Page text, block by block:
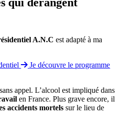
A.N.C est adapté à ma
Je découvre le programme
appel. L’alcool est impliqué dans
en France. Plus grave encore, il
accidents mortels sur le lieu de